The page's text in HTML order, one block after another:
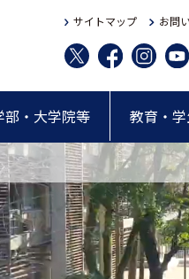
サイトマップ お問
部・大学院等 教育・